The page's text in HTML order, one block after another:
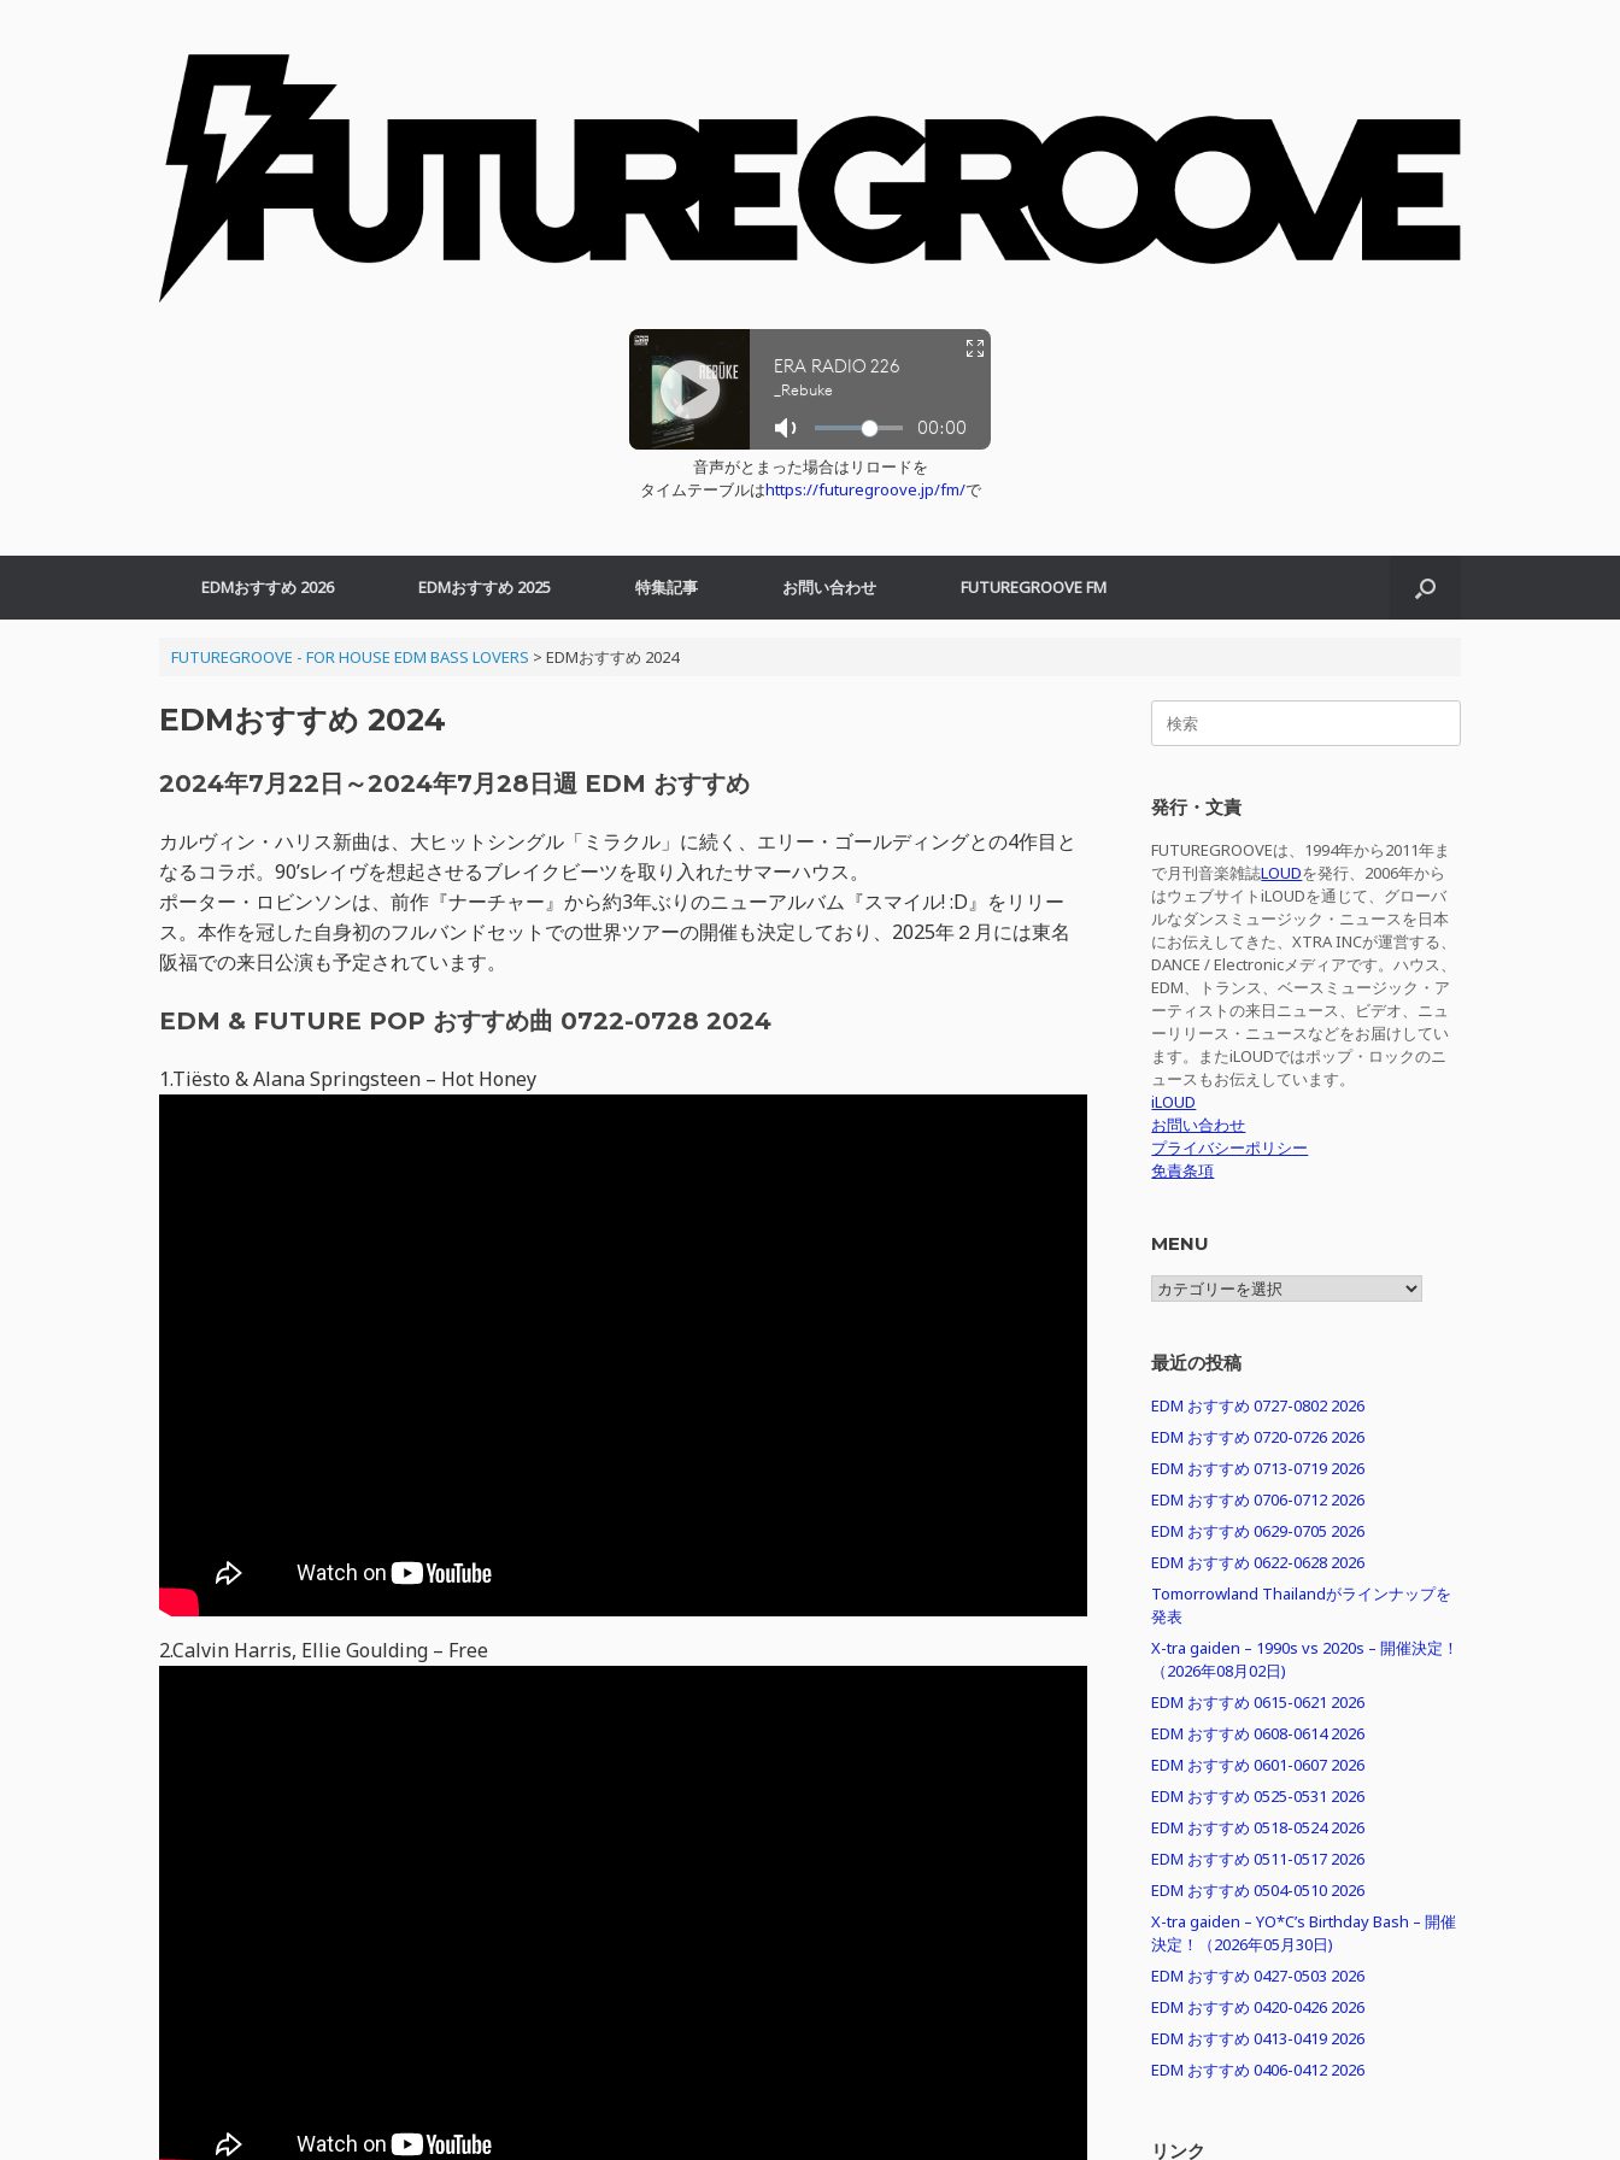
音声がとまった場合はリロードを
タイムテーブルはhttps://futuregroove.jp/fm/で
EDMおすすめ 2026 EDMおすすめ 2025 特集記事 お問い合わせ FUTUREGROOVE FM
FUTUREGROOVE - FOR HOUSE EDM BASS LOVERS > EDMおすすめ 2024
EDMおすすめ 2024
2024年7月22日～2024年7月28日週 EDM おすすめ
カルヴィン・ハリス新曲は、大ヒットシングル「ミラクル」に続く、エリー・ゴールディングとの4作目と
なるコラボ。90’sレイヴを想起させるブレイクビーツを取り入れたサマーハウス。
ポーター・ロビンソンは、前作『ナーチャー』から約3年ぶりのニューアルバム『スマイル! :D』をリリー
ス。本作を冠した自身初のフルバンドセットでの世界ツアーの開催も決定しており、2025年２月には東名
阪福での来日公演も予定されています。
EDM & FUTURE POP おすすめ曲 0722-0728 2024
1.Tiësto & Alana Springsteen – Hot Honey
2.Calvin Harris, Ellie Goulding – Free
検
発行・文責
FUTUREGROOVEは、1994年から2011年ま
で月刊音楽雑誌LOUDを発行、2006年から
はウェブサイトiLOUDを通じて、グローバ
ルなダンスミュージック・ニュースを日本
にお伝えしてきた、XTRA INCが運営する、
DANCE / Electronicメディアです。ハウス、
EDM、トランス、ベースミュージック・ア
ーティストの来日ニュース、ビデオ、ニュ
ーリリース・ニュースなどをお届けしてい
ます。またiLOUDではポップ・ロックのニ
ュースもお伝えしています。
iLOUD
お問い合わせ
プライバシーポリシー
免責条項
MENU
MENU
最近の投稿
EDM おすすめ 0727-0802 2026
EDM おすすめ 0720-0726 2026
EDM おすすめ 0713-0719 2026
EDM おすすめ 0706-0712 2026
EDM おすすめ 0629-0705 2026
EDM おすすめ 0622-0628 2026
Tomorrowland Thailandがラインナップを
発表
X-tra gaiden – 1990s vs 2020s – 開催決定！
（2026年08月02日)
EDM おすすめ 0615-0621 2026
EDM おすすめ 0608-0614 2026
EDM おすすめ 0601-0607 2026
EDM おすすめ 0525-0531 2026
EDM おすすめ 0518-0524 2026
EDM おすすめ 0511-0517 2026
EDM おすすめ 0504-0510 2026
X-tra gaiden – YO*C’s Birthday Bash – 開催
決定！（2026年05月30日)
EDM おすすめ 0427-0503 2026
EDM おすすめ 0420-0426 2026
EDM おすすめ 0413-0419 2026
EDM おすすめ 0406-0412 2026
リンク